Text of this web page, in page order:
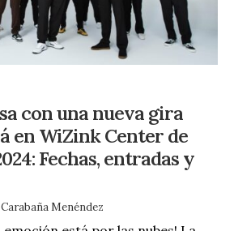
con una nueva gira
en WiZink Center de
Fechas, entradas y
Menéndez